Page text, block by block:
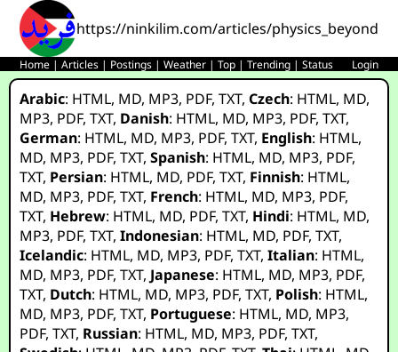
https://ninkilim.com/articles/
Home |Articles | Postings |Weather |Top |Trending |Status Login
Arabic: HTML, MD, MP3, PDF,TXT,Czech: HTML, MD,
MP3, PDF,TXT, Danish: HTML, MD, MP3, PDF,TXT,
German: HTML, MD, MP3, PDF,TXT, English: HTML,
MD, MP3, PDF,TXT,Spanish: HTML, MD, MP3, PDF,
TXT, Persian: HTML, MD, PDF,TXT, Finnish: HTML,
MD, MP3, PDF,TXT, French: HTML, MD, MP3, PDF,
TXT, Hebrew: HTML, MD, PDF,TXT, Hindi: HTML, MD,
MP3, PDF,TXT,Indonesian: HTML, MD, PDF,TXT,
Icelandic: HTML, MD, MP3, PDF,TXT,Italian: HTML,
MD, MP3, PDF,TXT, Japanese: HTML, MD, MP3, PDF,
TXT, Dutch: HTML, MD, MP3, PDF,TXT, Polish: HTML,
MD, MP3, PDF,TXT, Portuguese: HTML, MD, MP3,
PDF,TXT, Russian: HTML, MD, MP3, PDF,TXT,